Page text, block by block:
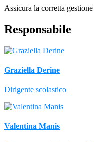
Assicura la corretta
Responsabile
Graziella Derine
Dirigente scolastico
Valentina Manis